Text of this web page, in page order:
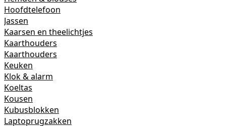
Hoofdtelefoon
Jassen
Kaarsen en theelichtjes
Kaarthouders
Kaarthouders
Keuken
Klok & alarm
Koeltas
Kousen
Kubusblokken
Laptoprugzakken